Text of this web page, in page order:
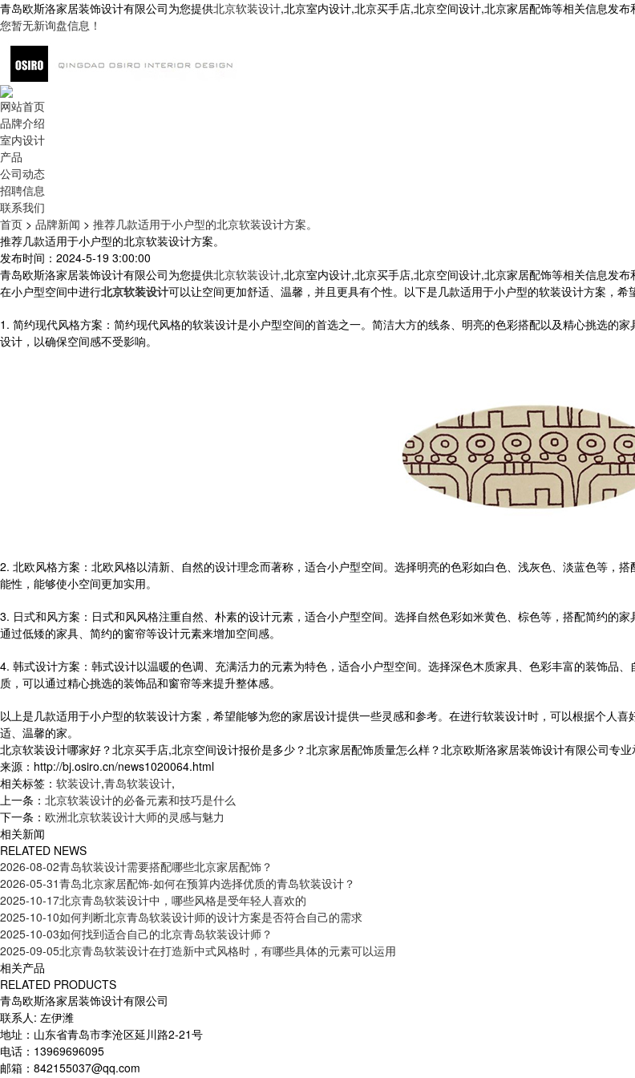
青岛欧斯洛家居装饰设计有限公司为您提供北京软装设计,北京室内设计,北京买手店,北京空间设计,北京家居配饰等相关信息发布
您暂无新询盘信息！
网站首页
品牌介绍
室内设计
产品
公司动态
招聘信息
联系我们
首页 > 品牌新闻 > 推荐几款适用于小户型的北京软装设计方案。
推荐几款适用于小户型的北京软装设计方案。
发布时间：2024-5-19 3:00:00
青岛欧斯洛家居装饰设计有限公司为您提供北京软装设计,北京室内设计,北京买手店,北京空间设计,北京家居配饰等相关信息发布
在小户型空间中进行北京软装设计可以让空间更加舒适、温馨，并且更具有个性。以下是几款适用于小户型的软装设计方案，希
1. 简约现代风格方案：简约现代风格的软装设计是小户型空间的首选之一。简洁大方的线条、明亮的色彩搭配以及精心挑选的家
设计，以确保空间感不受影响。
2. 北欧风格方案：北欧风格以清新、自然的设计理念而著称，适合小户型空间。选择明亮的色彩如白色、浅灰色、淡蓝色等，
能性，能够使小空间更加实用。
3. 日式和风方案：日式和风风格注重自然、朴素的设计元素，适合小户型空间。选择自然色彩如米黄色、棕色等，搭配简约的
通过低矮的家具、简约的窗帘等设计元素来增加空间感。
4. 韩式设计方案：韩式设计以温暖的色调、充满活力的元素为特色，适合小户型空间。选择深色木质家具、色彩丰富的装饰品
质，可以通过精心挑选的装饰品和窗帘等来提升整体感。
以上是几款适用于小户型的软装设计方案，希望能够为您的家居设计提供一些灵感和参考。在进行软装设计时，可以根据个人
适、温馨的家。
北京软装设计哪家好？北京买手店,北京空间设计报价是多少？北京家居配饰质量怎么样？北京欧斯洛家居装饰设计有限公司专
来源：http://bj.osiro.cn/news1020064.html
相关标签： 软装设计,青岛软装设计,
上一条： 北京软装设计的必备元素和技巧是什么
下一条： 欧洲北京软装设计大师的灵感与魅力
相关新闻
RELATED NEWS
2026-08-02青岛软装设计需要搭配哪些北京家居配饰？
2026-05-31青岛北京家居配饰-如何在预算内选择优质的青岛软装设计？
2025-10-17北京青岛软装设计中，哪些风格是受年轻人喜欢的
2025-10-10如何判断北京青岛软装设计师的设计方案是否符合自己的需求
2025-10-03如何找到适合自己的北京青岛软装设计师？
2025-09-05北京青岛软装设计在打造新中式风格时，有哪些具体的元素可以运用
相关产品
RELATED PRODUCTS
青岛欧斯洛家居装饰设计有限公司
联系人: 左伊潍
地址：山东省青岛市李沧区延川路2-21号
电话：13969696095
邮箱：842155037@qq.com